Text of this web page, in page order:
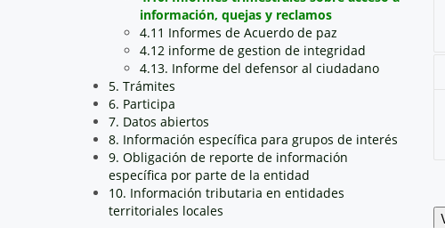
información, quejas y reclamos
4.11 Informes de Acuerdo de paz
4.12 informe de gestion de integridad
4.13. Informe del defensor al ciudadano
5. Trámites
6. Participa
7. Datos abiertos
8. Información específica para grupos de interés
9. Obligación de reporte de información
específica por parte de la entidad
10. Información tributaria en entidades
territoriales locales